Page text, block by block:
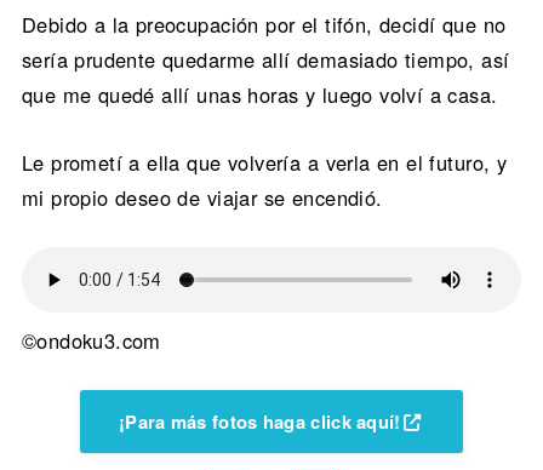
Debido a la preocupación por el tifón, decidí que no
sería prudente quedarme allí demasiado tiempo, así
que me quedé allí unas horas y luego volví a casa.
Le prometí a ella que volvería a verla en el futuro, y
mi propio deseo de viajar se encendió.
©ondoku3.com
¡Para más fotos haga click aquí!